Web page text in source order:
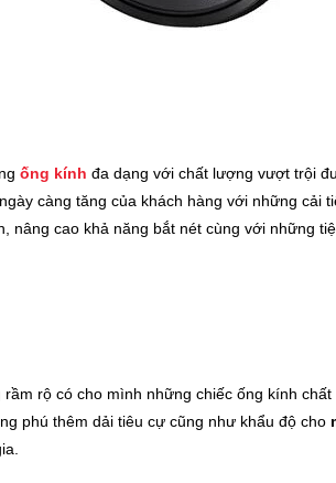
ống kính đa dạng với chất lượng vượt trội
càng tăng của khách hàng với những cải
nâng cao khả năng bắt nét cùng với những
rộ có cho mình những chiếc ống kính
phú thêm dải tiêu cự cũng như khẩu độ cho